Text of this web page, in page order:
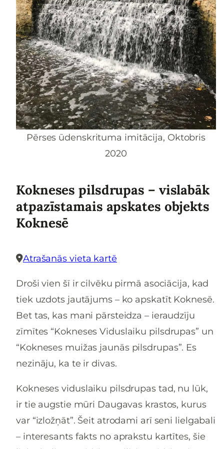
Pērses ūdenskrituma imitācija, Oktobris
2020
Kokneses pilsdrupas – vislabāk
atpazīstamais apskates objekts
Koknesē
Atrašanās vieta kartē
Droši vien šī ir cilvēku pirmā asociācija, kad
tiek uzdots jautājums – ko apskatīt Koknesē.
Bet tas, kas mani pārsteidza – ieraudzīju
zīmītes “Kokneses Viduslaiku pilsdrupas” un
“Kokneses muižas jaunās pilsdrupas”. Es
nezināju, ka te ir divas.
Kokneses viduslaiku pilsdrupas tad, nu lūk,
ir tie augstie mūri Daugavas krastos, kurus
var “izložņāt”. Šeit atrodami arī seni lielgabali
– interesants fakts no aprakstu kartītes, šie